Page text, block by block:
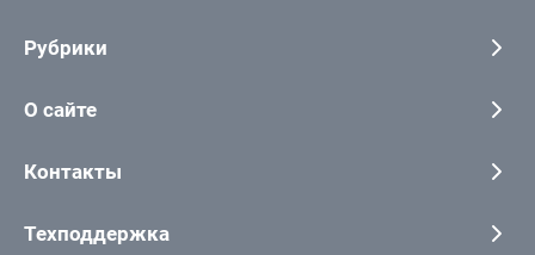
Рубрики
О сайте
Контакты
Техподдержка